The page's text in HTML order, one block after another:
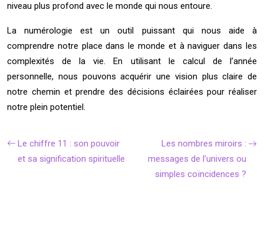
niveau plus profond avec le monde qui nous entoure.
La numérologie est un outil puissant qui nous aide à
comprendre notre place dans le monde et à naviguer dans les
complexités de la vie. En utilisant le calcul de l’année
personnelle, nous pouvons acquérir une vision plus claire de
notre chemin et prendre des décisions éclairées pour réaliser
notre plein potentiel.
Le chiffre 11 : son pouvoir
et sa signification spirituelle
Les nombres miroirs :
messages de l’univers ou
simples coïncidences ?